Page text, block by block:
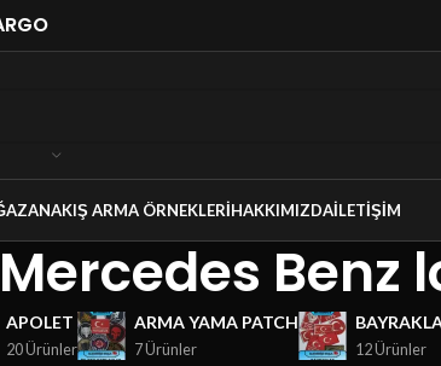
NAKIŞ ARMA ÖRNEKLERIHAKKIMIZDAİLETIŞIM
Mercedes Benz
APOLET
20 Ürünler
ARMA YAMA PATCH
7 Ürünler 12 Ürünler